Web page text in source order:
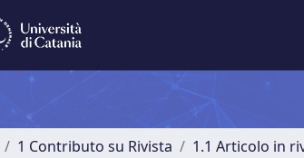
1 Contributo su Rivista 1.1 Articolo in